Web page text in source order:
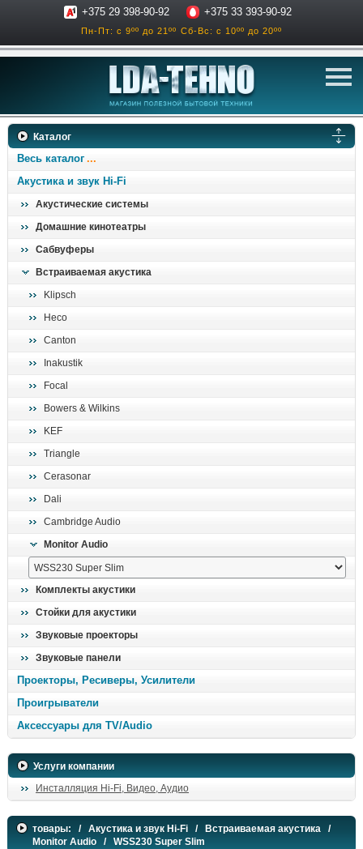
+375 29 398-90-92 +375 33 393-90-92
Пн-Пт: с 9ºº до 21ºº Сб-Вс: с 10ºº до 20ºº
телевизоры
ресиверы, усилители
проигрыватели
Каталог
Весь каталог
Акустика и звук Hi-Fi
Акустические системы
Домашние кинотеатры
Сабвуферы
Встраиваемая акустика
Klipsch
Heco
Canton
Inakustik
Focal
Bowers & Wilkins
KEF
Triangle
Cerasonar
Dali
Cambridge Audio
Monitor Audio
Комплекты акустики
Стойки для акустики
Звуковые проекторы
Звуковые панели
Проекторы, Ресиверы, Усилители
Проигрыватели
Аксессуары для TV/Audio
Услуги компании
Инсталляция Hi-Fi, Видео, Аудио
товары: / Акустика и звук Hi-Fi / Встраиваемая акустика /
Monitor Audio / WSS230 Super Slim